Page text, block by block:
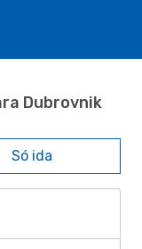
Dubrovnik
Só ida